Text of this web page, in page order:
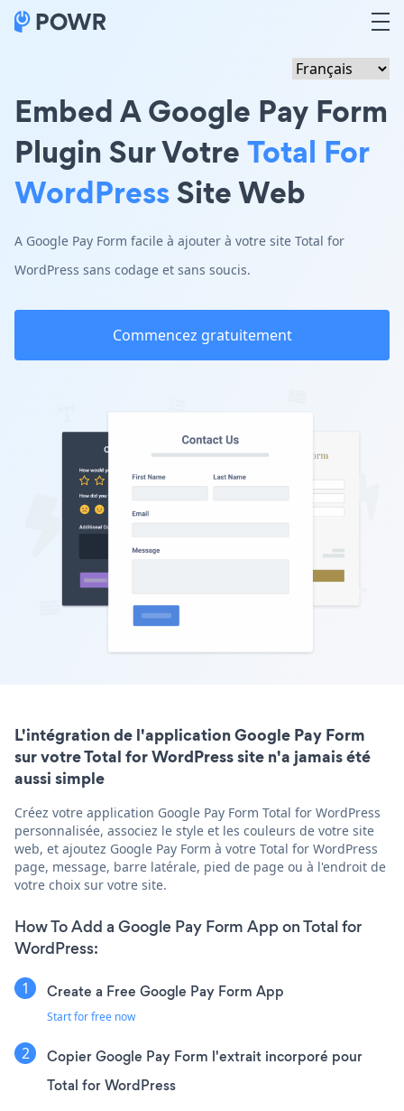
Embed A Google Pay Form
Plugin Sur VotreTotal For
WordPressSite Web
A Google Pay Form facile à ajouter à votre site Total for
WordPress sans codage et sans soucis.
Commencez gratuitement
L'intégration de l'application Google Pay Form
sur votre Total for WordPress site n'a jamais été
aussi simple
Créez votre application Google Pay Form Total for WordPress
personnalisée, associez le style et les couleurs de votre site
web, et ajoutez Google Pay Form à votre Total for WordPress
page, message, barre latérale, pied de page ou à l'endroit de
votre choix sur votre site.
How To Add a Google Pay Form App on Total for
WordPress:
Create a Free Google Pay Form App
Start for free now
Copier Google Pay Form l'extrait incorporé pour
Total for WordPress